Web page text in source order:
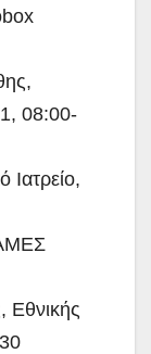
08:00-
Ιατρείο,
Εθνικής